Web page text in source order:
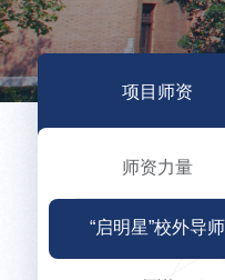
项目师资
师资力量
“启明星”校外导师